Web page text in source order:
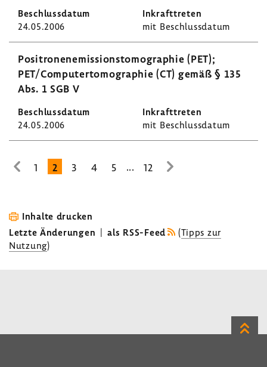
24.05.2006 mit Beschluss­datum
Posi­tro­nen­emis­si­ons­to­mo­gra­phie (PET);
PET/Compu­ter­to­mo­gra­phie (CT) gemäß § 135
Abs. 1 SGB V
24.05.2006 mit Beschluss­datum
zur
Seite
1 2 3 4 5 ... 12
zur
Inhalte drucken
Letzte Änderungen | als RSS-Feed (Tipps zur
Nutzung)
Zum